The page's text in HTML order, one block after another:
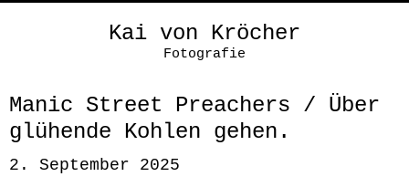
Kai von Kröcher
Fotografie
Manic Street Preachers / Über
glühende Kohlen gehen.
2. September 2025